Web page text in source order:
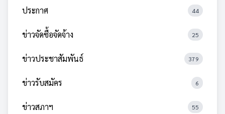
ประกาศ 44
ข่าวจัดซื้อจัดจ้าง 25
ข่าวประชาสัมพันธ์ 379
ข่าวรับสมัคร 6
ข่าวสภาฯ 55